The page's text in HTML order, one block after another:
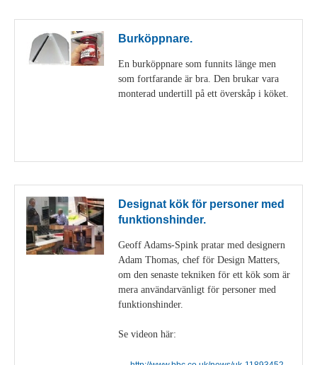
Burköppnare.
En burköppnare som funnits länge men
som fortfarande är bra. Den brukar vara
monterad undertill på ett överskåp i köket.
Designat kök för personer med
funktionshinder.
Geoff Adams-Spink pratar med designern
Adam Thomas, chef för Design Matters,
om den senaste tekniken för ett kök som är
mera användarvänligt för personer med
funktionshinder.
Se videon här: